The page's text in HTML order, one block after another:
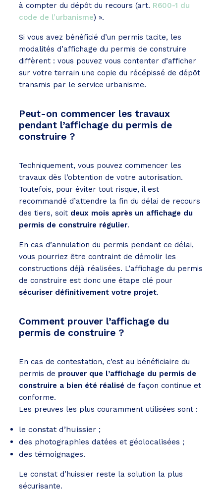
à compter du dépôt du recours (art. R600-1 du
code de l’urbanisme) ».
Si vous avez bénéficié d’un permis tacite, les
modalités d’affichage du permis de construire
diffèrent : vous pouvez vous contenter d’afficher
sur votre terrain une copie du récépissé de dépôt
transmis par le service urbanisme.
Peut-on commencer les travaux
pendant l’affichage du permis de
construire ?
Techniquement, vous pouvez commencer les
travaux dès l’obtention de votre autorisation.
Toutefois, pour éviter tout risque, il est
recommandé d’attendre la fin du délai de recours
des tiers, soit deux mois après un affichage du
permis de construire régulier.
En cas d’annulation du permis pendant ce délai,
vous pourriez être contraint de démolir les
constructions déjà réalisées. L’affichage du permis
de construire est donc une étape clé pour
sécuriser définitivement votre projet.
Comment prouver l’affichage du
permis de construire ?
En cas de contestation, c’est au bénéficiaire du
permis de prouver que l’affichage du permis de
construire a bien été réalisé de façon continue et
conforme.
Les preuves les plus couramment utilisées sont :
le constat d’huissier ;
des photographies datées et géolocalisées ;
des témoignages.
Le constat d’huissier reste la solution la plus
sécurisante.